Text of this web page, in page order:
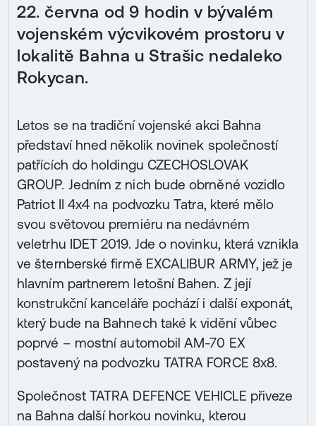
22. června od 9 hodin v bývalém
vojenském výcvikovém prostoru v
lokalitě Bahna u Strašic nedaleko
Rokycan.
Letos se na tradiční vojenské akci Bahna
představí hned několik novinek společností
patřících do holdingu CZECHOSLOVAK
GROUP. Jedním z nich bude obrněné vozidlo
Patriot II 4x4 na podvozku Tatra, které mělo
svou světovou premiéru na nedávném
veletrhu IDET 2019. Jde o novinku, která vznikla
ve šternberské firmě EXCALIBUR ARMY, jež je
hlavním partnerem letošní Bahen. Z její
konstrukční kanceláře pochází i další exponát,
který bude na Bahnech také k vidění vůbec
poprvé – mostní automobil AM-70 EX
postavený na podvozku TATRA FORCE 8x8.
Společnost TATRA DEFENCE VEHICLE přiveze
na Bahna další horkou novinku, kterou